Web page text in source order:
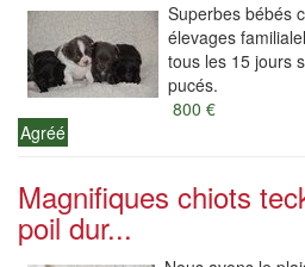
Superbes bébés
élevages
tous les 15 jours
pucés.
800 €
Agréé
Magnifiques chiots
poil dur...